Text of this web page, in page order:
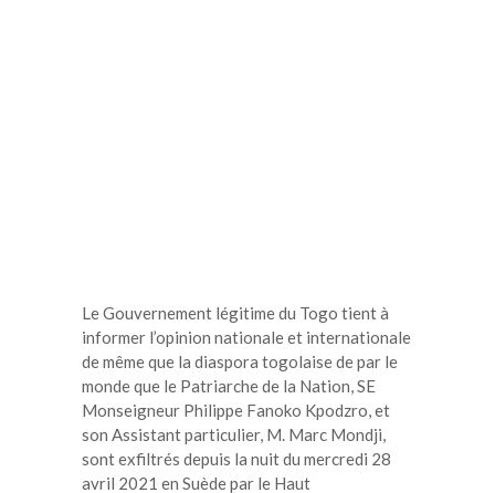
Le Gouvernement légitime du Togo tient à
informer l’opinion nationale et internationale
de même que la diaspora togolaise de par le
monde que le Patriarche de la Nation, SE
Monseigneur Philippe Fanoko Kpodzro, et
son Assistant particulier, M. Marc Mondji,
sont exfiltrés depuis la nuit du mercredi 28
avril 2021 en Suède par le Haut